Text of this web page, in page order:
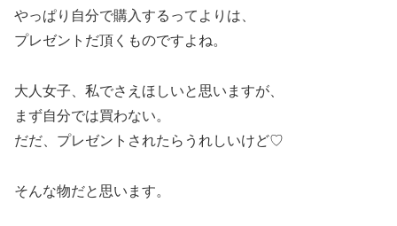
やっぱり自分で購入するってよりは、
プレゼントだ頂くものですよね。
大人女子、私でさえほしいと思いますが、
まず自分では買わない。
だだ、プレゼントされたらうれしいけど♡
そんな物だと思います。